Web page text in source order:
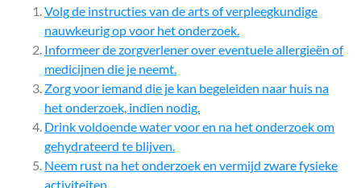
Volg de instructies van de arts of verpleegkundige
nauwkeurig op voor het onderzoek.
Informeer de zorgverlener over eventuele allergieën of
medicijnen die je neemt.
Zorg voor iemand die je kan begeleiden naar huis na
het onderzoek, indien nodig.
Drink voldoende water voor en na het onderzoek om
gehydrateerd te blijven.
Neem rust na het onderzoek en vermijd zware fysieke
activiteiten.